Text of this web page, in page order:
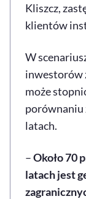
Kliszcz,
klientów
W
inwestorów
może
porównaniu
latach.
–Około 70
latach jest